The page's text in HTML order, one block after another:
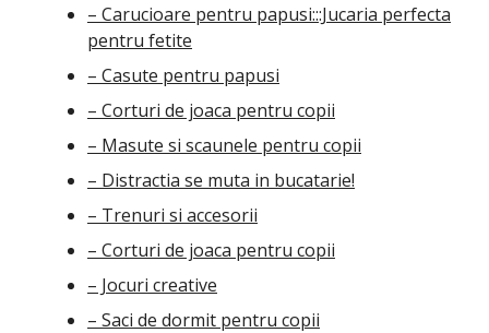
– Carucioare pentru papusi:::Jucaria perfecta
pentru fetite
– Casute pentru papusi
– Corturi de joaca pentru copii
– Masute si scaunele pentru copii
– Distractia se muta in bucatarie!
– Trenuri si accesorii
– Corturi de joaca pentru copii
– Jocuri creative
– Saci de dormit pentru copii